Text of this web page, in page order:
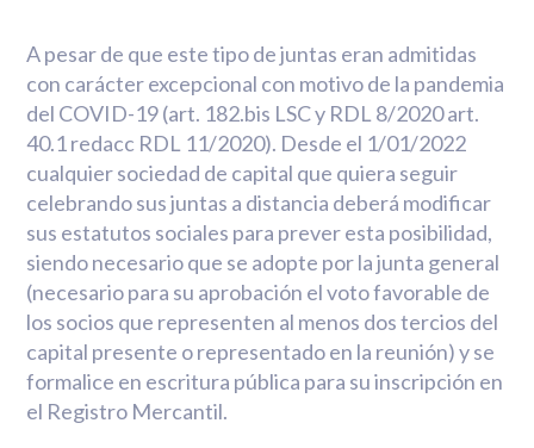
A pesar de que este tipo de juntas eran admitidas
con carácter excepcional con motivo de la pandemia
del COVID-19 (art. 182.bis LSC y RDL 8/2020 art.
40.1 redacc RDL 11/2020). Desde el 1/01/2022
cualquier sociedad de capital que quiera seguir
celebrando sus juntas a distancia deberá modificar
sus estatutos sociales para prever esta posibilidad,
siendo necesario que se adopte por la junta general
(necesario para su aprobación el voto favorable de
los socios que representen al menos dos tercios del
capital presente o representado en la reunión) y se
formalice en escritura pública para su inscripción en
el Registro Mercantil.